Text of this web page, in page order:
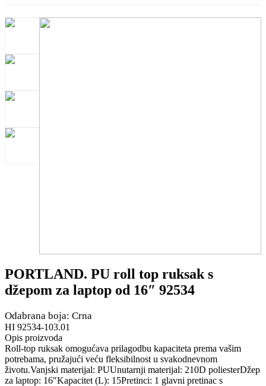
PORTLAND. PU roll top ruksak s
džepom za laptop od 16″ 92534
Odabrana boja: Crna
HI 92534-103.01
Opis proizvoda
Roll-top ruksak omogućava prilagodbu kapaciteta prema vašim
potrebama, pružajući veću fleksibilnost u svakodnevnom
životu.Vanjski materijal: PUUnutarnji materijal: 210D poliesterDžep
za laptop: 16″Kapacitet (L): 15Pretinci: 1 glavni pretinac s